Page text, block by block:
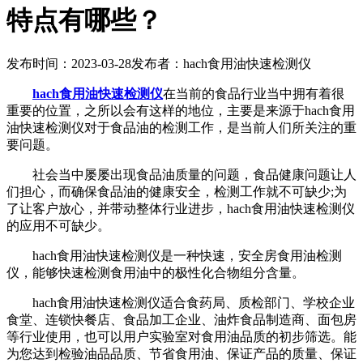
特点有哪些？
发布时间：2023-03-28发布者：hach食用油快速检测仪
hach食用油快速检测仪在当前的食品行业当中拥有着很
重要的位置，之所以会有这样的地位，主要是来源于hach食用
油快速检测仪对于食品油的检测工作，是当前人们所关注的重
要问题。
社会当中屡屡出现食品油质量的问题，食品健康问题让人
们担心，而确保食品油的健康安全，检测工作就不可缺少;为
了让客户放心，并带动整体行业进步，hach食用油快速检测仪
的应用不可缺少。
hach食用油快速检测仪是一种快速，安全房食用油检测
仪，能够快速检测食用油中的极性化合物组分含量。
hach食用油快速检测仪适合食药局、质检部门、学校企业
食堂、连锁快餐店、食品加工企业、油炸食品制造商、面包房
等行业使用，也可以用户实验室对食用油品质的初步筛选。能
为您达到检验油品品质、节省食用油、保证产品的质量、保证